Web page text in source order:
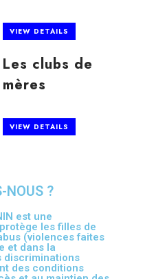
VIEW DETAILS
Les clubs de
mères
VIEW DETAILS
NOUS ?
est une
les filles de
(violences faites
et dans la
discriminations
des conditions